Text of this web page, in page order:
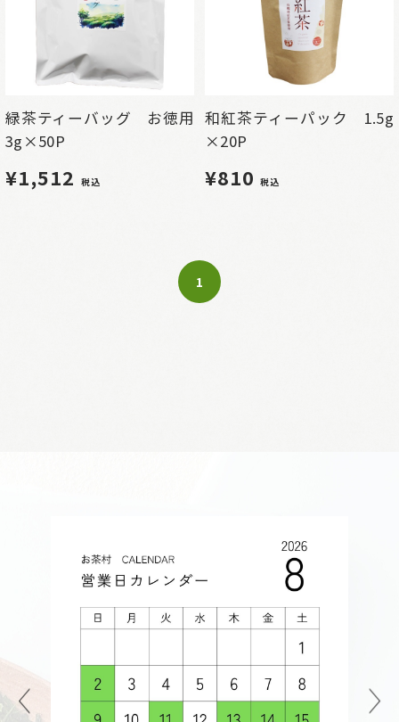
緑茶ティーバッグ お徳用
3g×50P
¥1,512 税込
和紅茶ティーパック 1.5g
×20P
¥810税込
1